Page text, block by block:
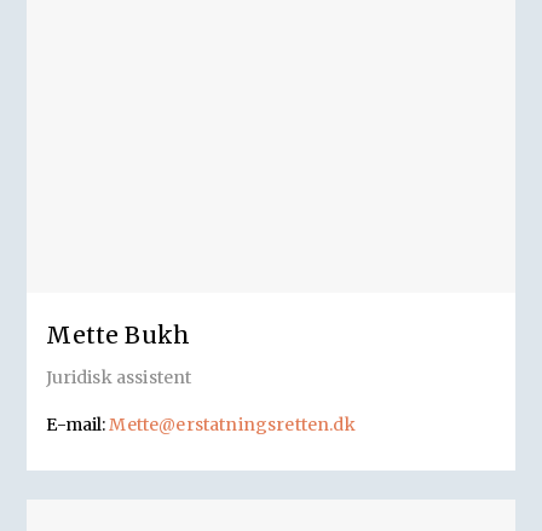
Mette Bukh
Juridisk assistent
E-mail:Mette@erstatningsretten.dk